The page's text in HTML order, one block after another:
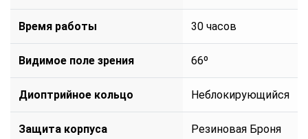
Время работы 30 часов
Видимое поле зрения 66º
Диоптрийное кольцо Неблокирующийся
Защита корпуса Резиновая Броня